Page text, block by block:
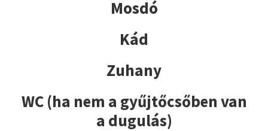
Mosdó
Kád
Zuhany
WC (ha nem a gyűjtőcsőben van
a dugulás)